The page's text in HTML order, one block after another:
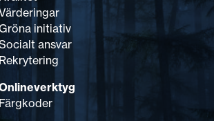
initiativ
ansvar
Färgkoder